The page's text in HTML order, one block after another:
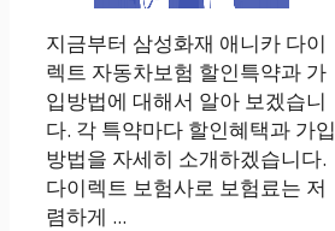
지금부터 삼성화재 애니카 다이
렉트 자동차보험 할인특약과 가
입방법에 대해서 알아 보겠습니
다. 각 특약마다 할인혜택과 가입
방법을 자세히 소개하겠습니다.
다이렉트 보험사로 보험료는 저
렴하게 ...